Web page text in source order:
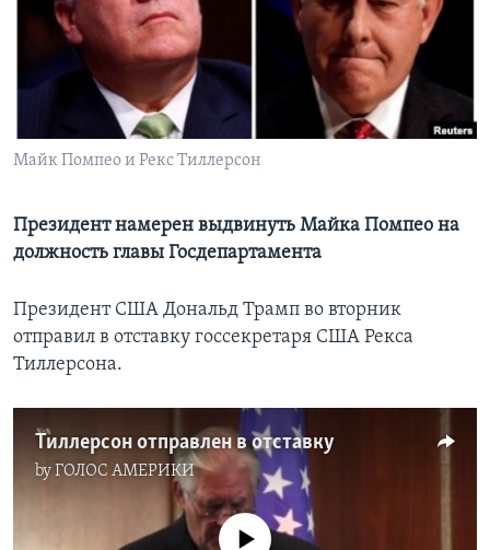
Learning English
СОЦИАЛЬНЫЕ СЕТИ
Майк Помпео и Рекс Тиллерсон
Президент намерен выдвинуть Майка Помпео на
должность главы Госдепартамента
Президент США Дональд Трамп во вторник
отправил в отставку госсекретаря США Рекса
Тиллерсона.
Тиллерсон отправлен в отставку
byГОЛОС АМЕРИКИ
No media source currently available